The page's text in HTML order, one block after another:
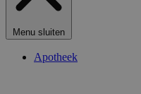
Menu sluiten
Apotheek